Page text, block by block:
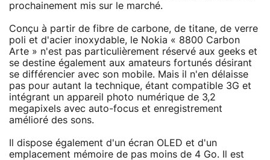
prochainement mis sur le marché.
Conçu à partir de fibre de carbone, de titane, de verre
poli et d'acier inoxydable, le Nokia « 8800 Carbon
Arte » n'est pas particulièrement réservé aux geeks et
se destine également aux amateurs fortunés désirant
se différencier avec son mobile. Mais il n'en délaisse
pas pour autant la technique, étant compatible 3G et
intégrant un appareil photo numérique de 3,2
megapixels avec auto-focus et enregistrement
amélioré des sons.
Il dispose également d'un écran OLED et d'un
emplacement mémoire de pas moins de 4 Go. Il est